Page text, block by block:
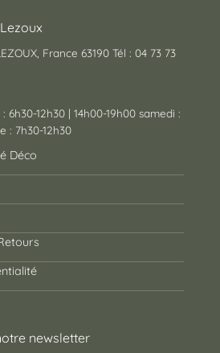
France 63190 Tél : 04 73 73
12h30 | 14h00-19h00 samedi :
: 7h30-12h30
Déco
newsletter